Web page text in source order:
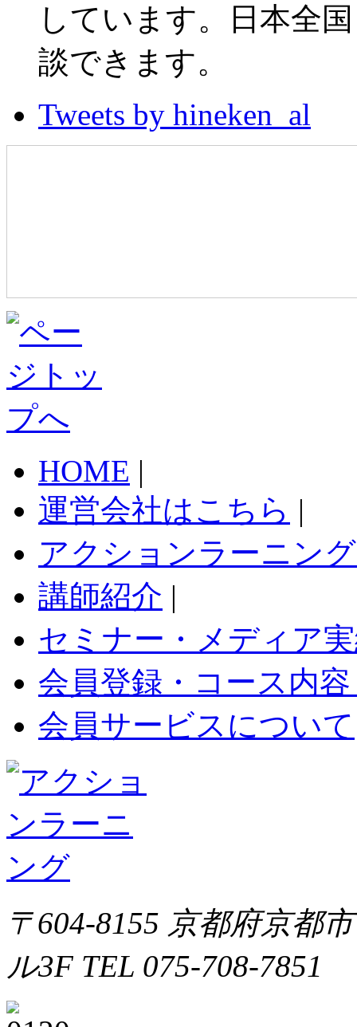
しています。日本全
談できます。
Tweets by hineken_al
HOME |
運営会社はこちら |
アクションラーニン
講師紹介 |
セミナー・メディア
会員登録・コース内
会員サービスについて
〒604-8155 京都府京都
ル3F TEL 075-708-7851